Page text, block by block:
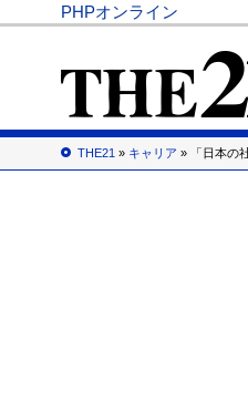
PHPオンライン
THE21 » キャリア » 「日本の